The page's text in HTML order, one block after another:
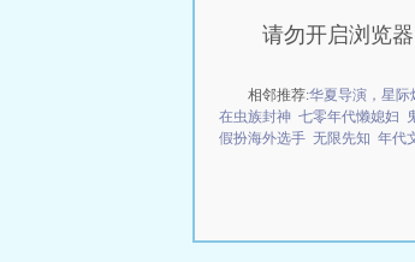
请勿开启浏览
相邻推荐:华夏导演，星际
在虫族封神 七零年代懒媳妇
假扮海外选手 无限先知 年代